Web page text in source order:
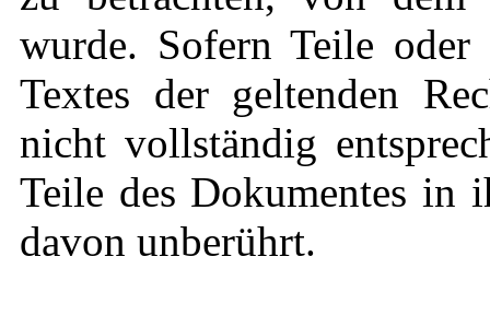
wurde. Sofern Teile oder
Textes der geltenden
nicht vollständig
Teile des Dokumentes
davon unberührt.